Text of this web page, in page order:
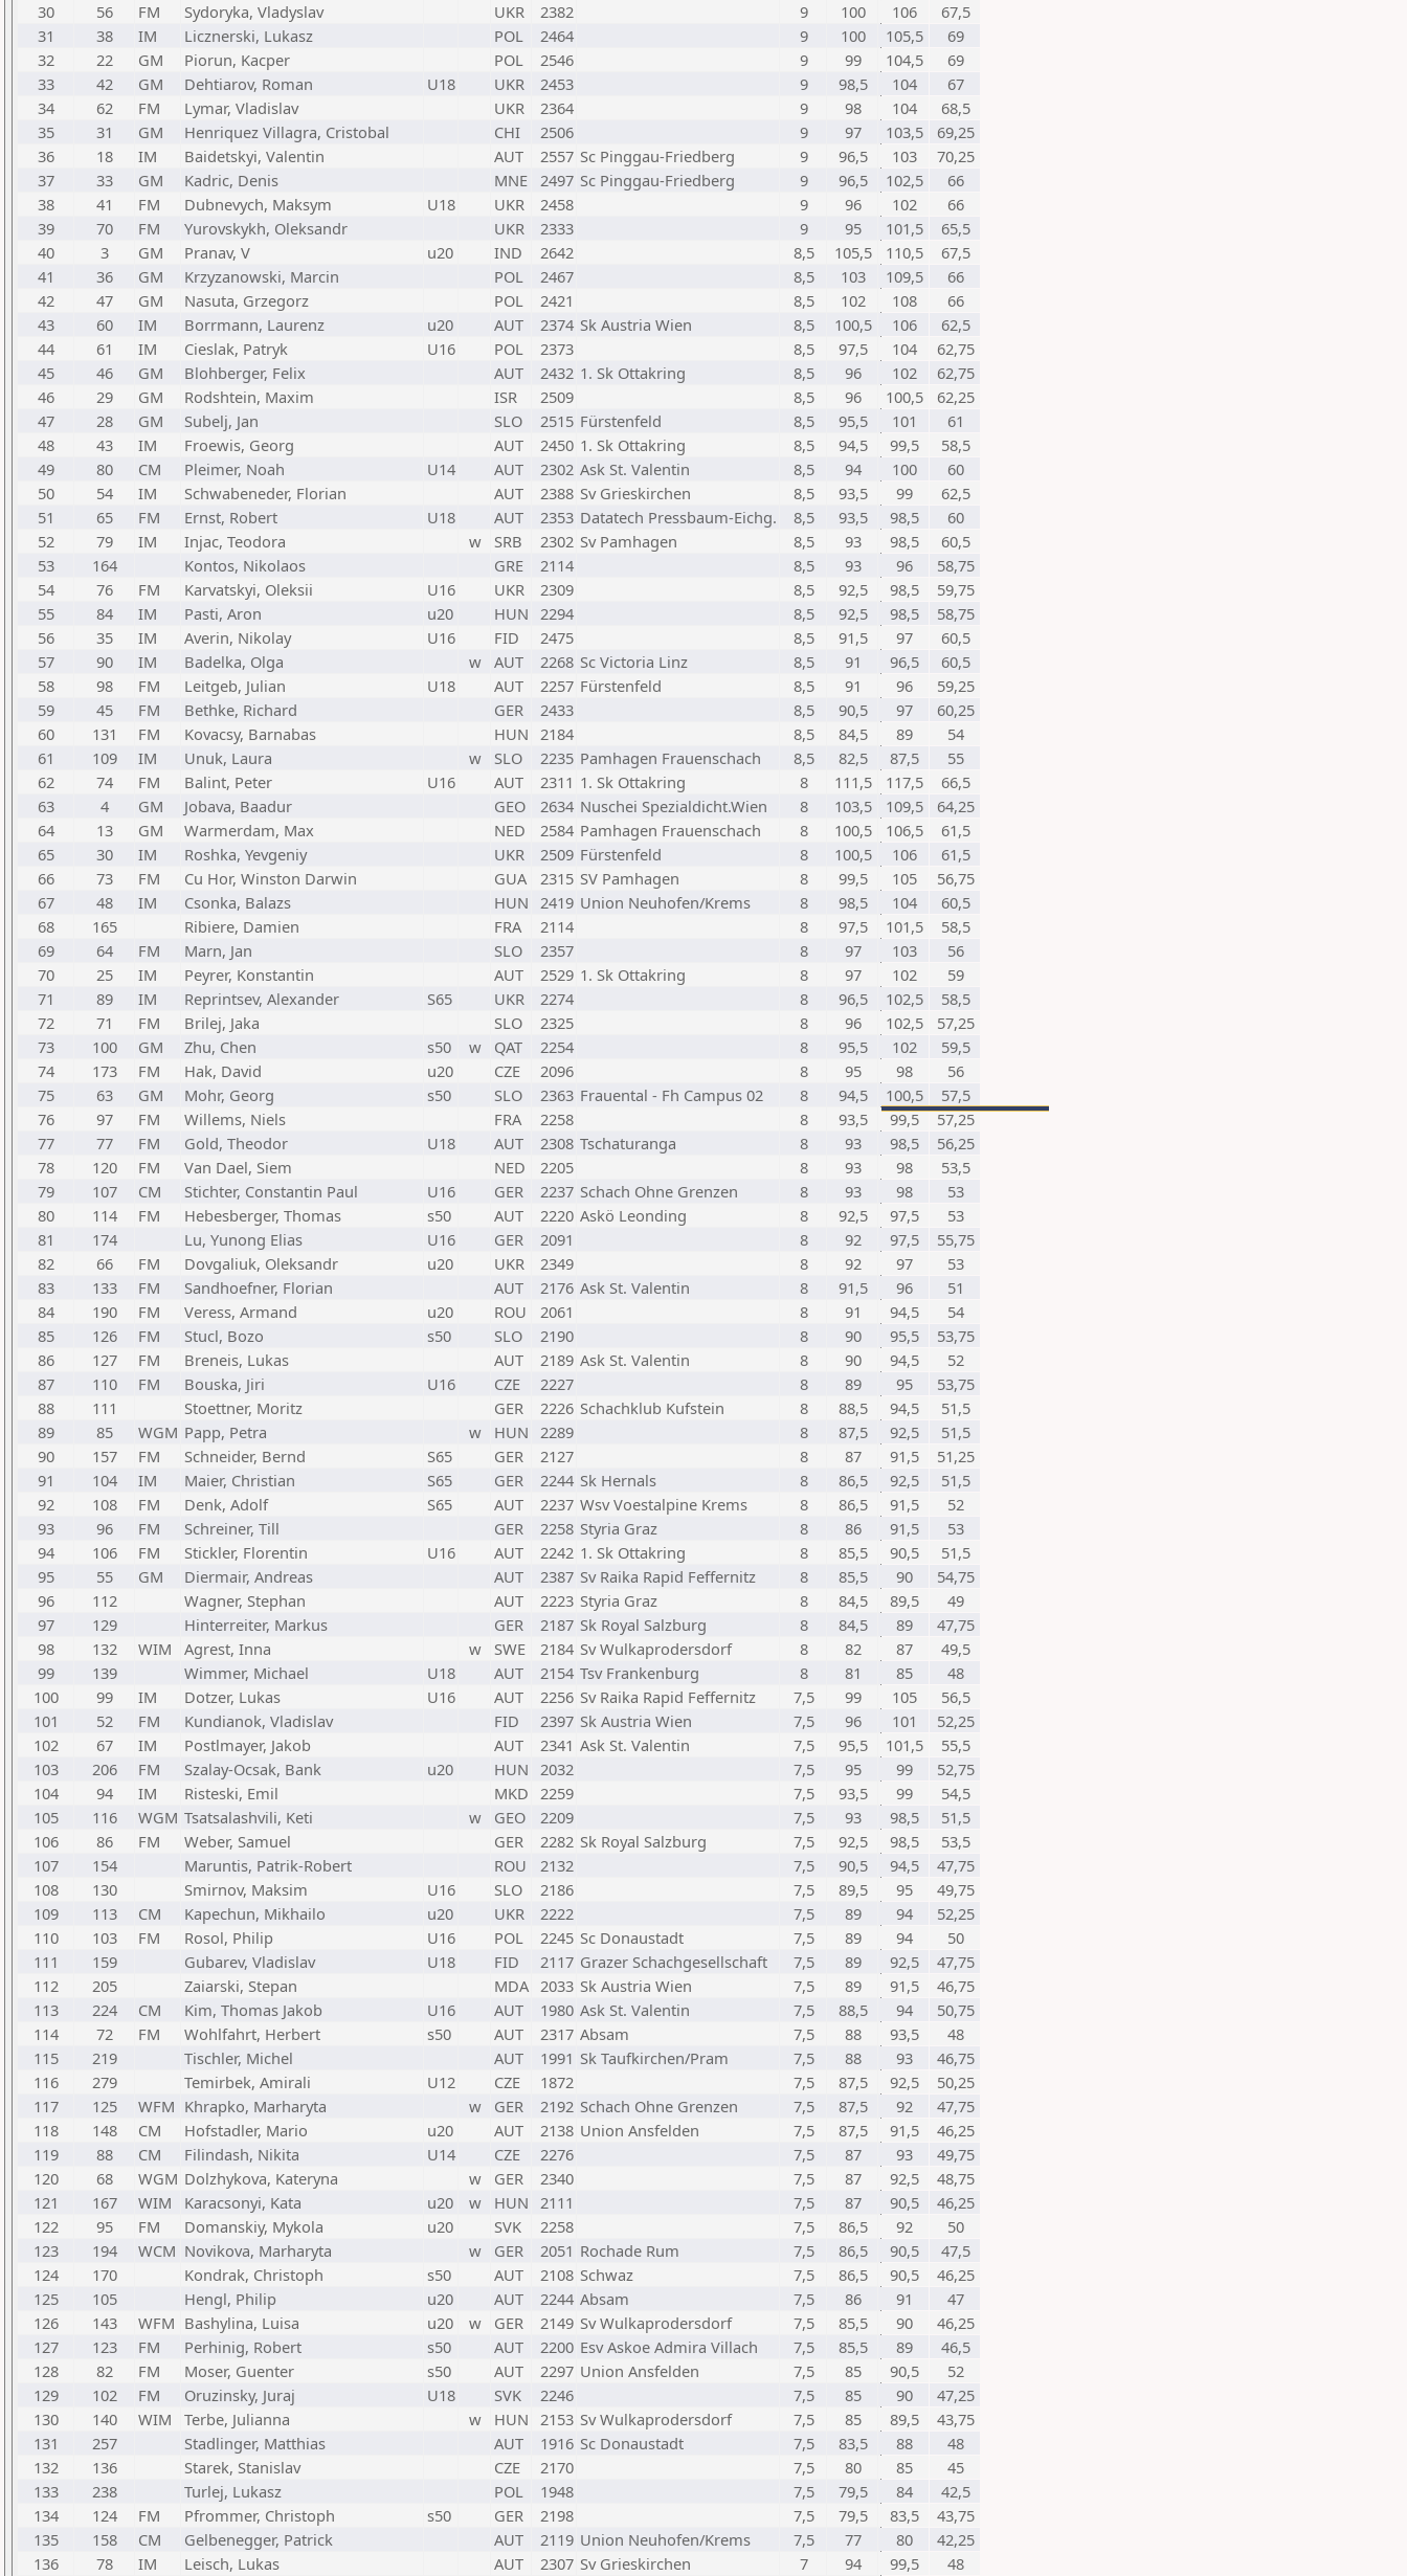
30
56 FM Sydoryka, Vladyslav UKR 2382 9 100 106
67,5
31
38 IM Licznerski, Lukasz POL 2464 9 100 105,5
69
32
22 GM Piorun, Kacper POL 2546 9 99 104,5
69
33
42 GM Dehtiarov, Roman U18 UKR 2453 9 98,5 104
67
34
62 FM Lymar, Vladislav UKR 2364 9 98 104
68,5
35
31 GM Henriquez Villagra, Cristobal CHI 2506 9 97 103,5
69,25
36
18 IM Baidetskyi, Valentin AUT 2557 Sc Pinggau-Friedberg 9 96,5 103
70,25
37
33 GM Kadric, Denis MNE 2497 Sc Pinggau-Friedberg 9 96,5 102,5
66
38
41 FM Dubnevych, Maksym U18 UKR 2458 9 96 102
66
39
70 FM Yurovskykh, Oleksandr UKR 2333 9 95 101,5
65,5
40
3 GM Pranav, V u20 IND 2642 8,5 105,5 110,5
67,5
41
36 GM Krzyzanowski, Marcin POL 2467 8,5 103 109,5
66
42
47 GM Nasuta, Grzegorz POL 2421 8,5 102 108
66
43
60 IM Borrmann, Laurenz u20 AUT 2374 Sk Austria Wien 8,5 100,5 106
62,5
44
61 IM Cieslak, Patryk U16 POL 2373 8,5 97,5 104
62,75
45
46 GM Blohberger, Felix AUT 2432 1. Sk Ottakring 8,5 96 102
62,75
46
29 GM Rodshtein, Maxim ISR 2509 8,5 96 100,5
62,25
47
28 GM Subelj, Jan SLO 2515 Fürstenfeld 8,5 95,5 101
61
48
43 IM Froewis, Georg AUT 2450 1. Sk Ottakring 8,5 94,5 99,5
58,5
49
80 CM Pleimer, Noah U14 AUT 2302 Ask St. Valentin 8,5 94 100
60
50
54 IM Schwabeneder, Florian AUT 2388 Sv Grieskirchen 8,5 93,5 99
62,5
51
65 FM Ernst, Robert U18 AUT 2353 Datatech Pressbaum-Eichg. 8,5 93,5 98,5
60
52
79 IM Injac, Teodora w SRB 2302 Sv Pamhagen 8,5 93 98,5
60,5
53
164 Kontos, Nikolaos GRE 2114 8,5 93 96
58,75
54
76 FM Karvatskyi, Oleksii U16 UKR 2309 8,5 92,5 98,5
59,75
55
84 IM Pasti, Aron u20 HUN 2294 8,5 92,5 98,5
58,75
56
35 IM Averin, Nikolay U16 FID 2475 8,5 91,5 97
60,5
57
90 IM Badelka, Olga w AUT 2268 Sc Victoria Linz 8,5 91 96,5
60,5
58
98 FM Leitgeb, Julian U18 AUT 2257 Fürstenfeld 8,5 91 96
59,25
59
45 FM Bethke, Richard GER 2433 8,5 90,5 97
60,25
60
131 FM Kovacsy, Barnabas HUN 2184 8,5 84,5 89
54
61
109 IM Unuk, Laura w SLO 2235 Pamhagen Frauenschach 8,5 82,5 87,5
55
62
74 FM Balint, Peter U16 AUT 2311 1. Sk Ottakring 8 111,5 117,5
66,5
63
4 GM Jobava, Baadur GEO 2634 Nuschei Spezialdicht.Wien 8 103,5 109,5
64,25
64
13 GM Warmerdam, Max NED 2584 Pamhagen Frauenschach 8 100,5 106,5
61,5
65
30 IM Roshka, Yevgeniy UKR 2509 Fürstenfeld 8 100,5 106
61,5
66
73 FM Cu Hor, Winston Darwin GUA 2315 SV Pamhagen 8 99,5 105
56,75
67
48 IM Csonka, Balazs HUN 2419 Union Neuhofen/Krems 8 98,5 104
60,5
68
165 Ribiere, Damien FRA 2114 8 97,5 101,5
58,5
69
64 FM Marn, Jan SLO 2357 8 97 103
56
70
25 IM Peyrer, Konstantin AUT 2529 1. Sk Ottakring 8 97 102
59
71
89 IM Reprintsev, Alexander S65 UKR 2274 8 96,5 102,5
58,5
72
71 FM Brilej, Jaka SLO 2325 8 96 102,5
57,25
73
100 GM Zhu, Chen s50 w QAT 2254 8 95,5 102
59,5
74
173 FM Hak, David u20 CZE 2096 8 95 98
56
75
63 GM Mohr, Georg s50 SLO 2363 Frauental - Fh Campus 02 8 94,5 100,5
57,5
76
97 FM Willems, Niels FRA 2258 8 93,5 99,5
57,25
77
77 FM Gold, Theodor U18 AUT 2308 Tschaturanga 8 93 98,5
56,25
78
120 FM Van Dael, Siem NED 2205 8 93 98
53,5
79
107 CM Stichter, Constantin Paul U16 GER 2237 Schach Ohne Grenzen 8 93 98
53
80
114 FM Hebesberger, Thomas s50 AUT 2220 Askö Leonding 8 92,5 97,5
53
81
174 Lu, Yunong Elias U16 GER 2091 8 92 97,5
55,75
82
66 FM Dovgaliuk, Oleksandr u20 UKR 2349 8 92 97
53
83
133 FM Sandhoefner, Florian AUT 2176 Ask St. Valentin 8 91,5 96
51
84
190 FM Veress, Armand u20 ROU 2061 8 91 94,5
54
85
126 FM Stucl, Bozo s50 SLO 2190 8 90 95,5
53,75
86
127 FM Breneis, Lukas AUT 2189 Ask St. Valentin 8 90 94,5
52
87
110 FM Bouska, Jiri U16 CZE 2227 8 89 95
53,75
88
111 Stoettner, Moritz GER 2226 Schachklub Kufstein 8 88,5 94,5
51,5
89
85 WGM Papp, Petra w HUN 2289 8 87,5 92,5
51,5
90
157 FM Schneider, Bernd S65 GER 2127 8 87 91,5
51,25
91
104 IM Maier, Christian S65 GER 2244 Sk Hernals 8 86,5 92,5
51,5
92
108 FM Denk, Adolf S65 AUT 2237 Wsv Voestalpine Krems 8 86,5 91,5
52
93
96 FM Schreiner, Till GER 2258 Styria Graz 8 86 91,5
53
94
106 FM Stickler, Florentin U16 AUT 2242 1. Sk Ottakring 8 85,5 90,5
51,5
95
55 GM Diermair, Andreas AUT 2387 Sv Raika Rapid Feffernitz 8 85,5 90
54,75
96
112 Wagner, Stephan AUT 2223 Styria Graz 8 84,5 89,5
49
97
129 Hinterreiter, Markus GER 2187 Sk Royal Salzburg 8 84,5 89
47,75
98
132 WIM Agrest, Inna w SWE 2184 Sv Wulkaprodersdorf 8 82 87
49,5
99
139 Wimmer, Michael U18 AUT 2154 Tsv Frankenburg 8 81 85
48
100
99 IM Dotzer, Lukas U16 AUT 2256 Sv Raika Rapid Feffernitz 7,5 99 105
56,5
101
52 FM Kundianok, Vladislav FID 2397 Sk Austria Wien 7,5 96 101
52,25
102
67 IM Postlmayer, Jakob AUT 2341 Ask St. Valentin 7,5 95,5 101,5
55,5
103
206 FM Szalay-Ocsak, Bank u20 HUN 2032 7,5 95 99
52,75
104
94 IM Risteski, Emil MKD 2259 7,5 93,5 99
54,5
105
116 WGM Tsatsalashvili, Keti w GEO 2209 7,5 93 98,5
51,5
106
86 FM Weber, Samuel GER 2282 Sk Royal Salzburg 7,5 92,5 98,5
53,5
107
154 Maruntis, Patrik-Robert ROU 2132 7,5 90,5 94,5
47,75
108
130 Smirnov, Maksim U16 SLO 2186 7,5 89,5 95
49,75
109
113 CM Kapechun, Mikhailo u20 UKR 2222 7,5 89 94
52,25
110
103 FM Rosol, Philip U16 POL 2245 Sc Donaustadt 7,5 89 94
50
111
159 Gubarev, Vladislav U18 FID 2117 Grazer Schachgesellschaft 7,5 89 92,5
47,75
112
205 Zaiarski, Stepan MDA 2033 Sk Austria Wien 7,5 89 91,5
46,75
113
224 CM Kim, Thomas Jakob U16 AUT 1980 Ask St. Valentin 7,5 88,5 94
50,75
114
72 FM Wohlfahrt, Herbert s50 AUT 2317 Absam 7,5 88 93,5
48
115
219 Tischler, Michel AUT 1991 Sk Taufkirchen/Pram 7,5 88 93
46,75
116
279 Temirbek, Amirali U12 CZE 1872 7,5 87,5 92,5
50,25
117
125 WFM Khrapko, Marharyta w GER 2192 Schach Ohne Grenzen 7,5 87,5 92
47,75
118
148 CM Hofstadler, Mario u20 AUT 2138 Union Ansfelden 7,5 87,5 91,5
46,25
119
88 CM Filindash, Nikita U14 CZE 2276 7,5 87 93
49,75
120
68 WGM Dolzhykova, Kateryna w GER 2340 7,5 87 92,5
48,75
121
167 WIM Karacsonyi, Kata u20 w HUN 2111 7,5 87 90,5
46,25
122
95 FM Domanskiy, Mykola u20 SVK 2258 7,5 86,5 92
50
123
194 WCM Novikova, Marharyta w GER 2051 Rochade Rum 7,5 86,5 90,5
47,5
124
170 Kondrak, Christoph s50 AUT 2108 Schwaz 7,5 86,5 90,5
46,25
125
105 Hengl, Philip u20 AUT 2244 Absam 7,5 86 91
47
126
143 WFM Bashylina, Luisa u20 w GER 2149 Sv Wulkaprodersdorf 7,5 85,5 90
46,25
127
123 FM Perhinig, Robert s50 AUT 2200 Esv Askoe Admira Villach 7,5 85,5 89
46,5
128
82 FM Moser, Guenter s50 AUT 2297 Union Ansfelden 7,5 85 90,5
52
129
102 FM Oruzinsky, Juraj U18 SVK 2246 7,5 85 90
47,25
130
140 WIM Terbe, Julianna w HUN 2153 Sv Wulkaprodersdorf 7,5 85 89,5
43,75
131
257 Stadlinger, Matthias AUT 1916 Sc Donaustadt 7,5 83,5 88
48
132
136 Starek, Stanislav CZE 2170 7,5 80 85
45
133
238 Turlej, Lukasz POL 1948 7,5 79,5 84
42,5
134
124 FM Pfrommer, Christoph s50 GER 2198 7,5 79,5 83,5
43,75
135
158 CM Gelbenegger, Patrick AUT 2119 Union Neuhofen/Krems 7,5 77 80
42,25
136
78 IM Leisch, Lukas AUT 2307 Sv Grieskirchen 7 94 99,5 48